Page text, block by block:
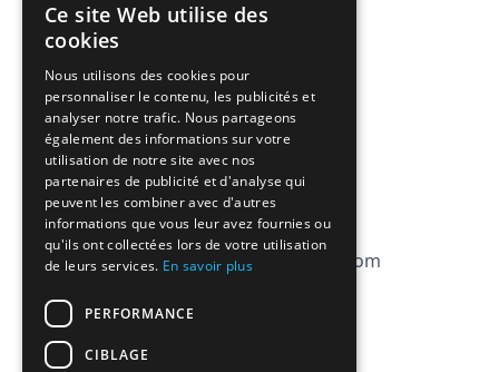
FAQ
CGV
Política de privacidad
Política de cookies
contact@magicbagtracker.com
Ce site Web utilise des
cookies
Nous utilisons des cookies pour
personnaliser le contenu, les publicités et
analyser notre trafic. Nous partageons
également des informations sur votre
utilisation de notre site avec nos
partenaires de publicité et d'analyse qui
peuvent les combiner avec d'autres
informations que vous leur avez fournies ou
qu'ils ont collectées lors de votre utilisation
de leurs services. En savoir plus
PERFORMANCE
CIBLAGE